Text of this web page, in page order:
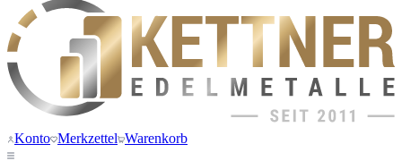
Konto Merkzettel Warenkorb